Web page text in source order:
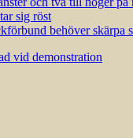
sig röst
behöver skärpa
vid demonstration